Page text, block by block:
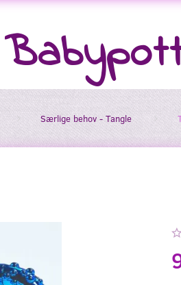
Særlige behov - Tangle